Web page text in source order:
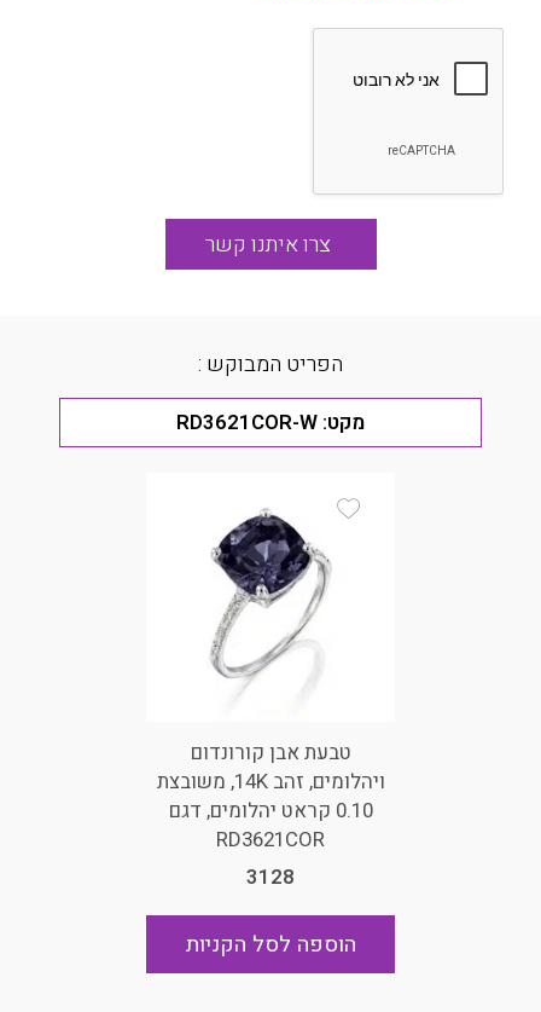
הפריט המבוקש :
מקט: RD3621COR-W
Add Wishlist
טבעת אבן קורונדום
ויהלומים, זהב 14K, משובצת
0.10 קראט יהלומים, דגם
RD3621COR
3128
הוספה לסל הקניות